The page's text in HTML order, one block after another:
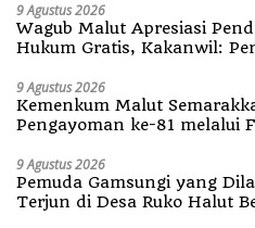
9 Agustus 2026
Wagub Malut Apresiasi
Hukum Gratis, Kakanwil:
9 Agustus 2026
Kemenkum Malut
Pengayoman ke-81 melalui
9 Agustus 2026
Pemuda Gamsungi yang
Terjun di Desa Ruko Halut